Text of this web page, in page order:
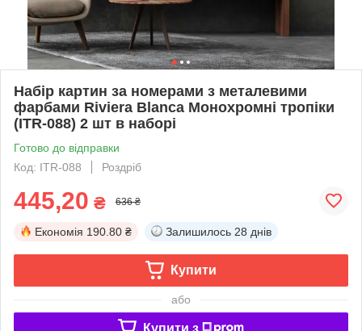
Набір картин за номерами з металевими
фарбами Riviera Blanca Монохромні тропіки
(ITR-088) 2 шт в наборі
Готово до відправки
Код: ITR-088
Роздріб
445,20 ₴ 636 ₴
Економія 190.80 ₴ Залишилось 28 днів
Купити
або
Купити з